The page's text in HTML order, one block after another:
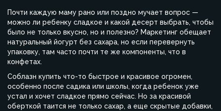
Почти каждую маму рано или поздно мучает вопрос —
можно ли ребенку сладкое и какой десерт выбрать, чтобы
было не только вкусно, но и полезно? Маркетинг обещает
натуральный йогурт без сахара, но если перевернуть
упаковку, там часто почти те же компоненты, что в
конфетах.
Соблазн купить что-то быстрое и красивое огромен,
особенно после садика или школы, когда ребенок уже
устал и хочет сладкое прямо сейчас. Но за красивой
оберткой таится не только сахар, а еще скрытые добавки,